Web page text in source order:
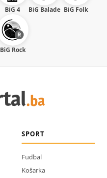
BiG 4 BiG Balade BiG Folk
BiG Rock
SPORT
Fudbal
Košarka